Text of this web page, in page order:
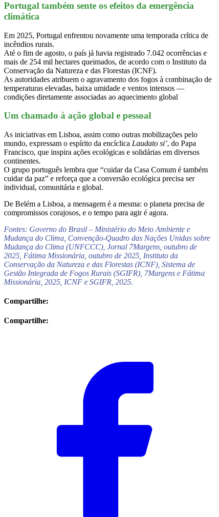
Portugal também sente os efeitos da emergência
climática
Em 2025, Portugal enfrentou novamente uma temporada crítica de
incêndios rurais.
Até o fim de agosto, o país já havia registrado 7.042 ocorrências e
mais de 254 mil hectares queimados, de acordo com o Instituto da
Conservação da Natureza e das Florestas (ICNF).
As autoridades atribuem o agravamento dos fogos à combinação de
temperaturas elevadas, baixa umidade e ventos intensos —
condições diretamente associadas ao aquecimento global
Um chamado à ação global e pessoal
As iniciativas em Lisboa, assim como outras mobilizações pelo
mundo, expressam o espírito da encíclica Laudato si’, do Papa
Francisco, que inspira ações ecológicas e solidárias em diversos
continentes.
O grupo português lembra que “cuidar da Casa Comum é também
cuidar da paz” e reforça que a conversão ecológica precisa ser
individual, comunitária e global.
De Belém a Lisboa, a mensagem é a mesma: o planeta precisa de
compromissos corajosos, e o tempo para agir é agora.
Fontes: Governo do Brasil – Ministério do Meio Ambiente e
Mudança do Clima, Convenção-Quadro das Nações Unidas sobre
Mudança do Clima (UNFCCC), Jornal 7Margens , outubro de
2025, Fátima Missionária , outubro de 2025, Instituto da
Conservação da Natureza e das Florestas (ICNF), Sistema de
Gestão Integrada de Fogos Rurais (SGIFR), 7Margens e Fátima
Missionária, 2025, ICNF e SGIFR, 2025.
Compartilhe:
Compartilhe: